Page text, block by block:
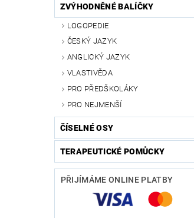
ZVÝHODNĚNÉ BALÍČKY
LOGOPEDIE
ČESKÝ JAZYK
ANGLICKÝ JAZYK
VLASTIVĚDA
PRO PŘEDŠKOLÁKY
PRO NEJMENŠÍ
ČÍSELNÉ OSY
TERAPEUTICKÉ POMŮCKY
PŘIJÍMÁME ONLINE PLATBY